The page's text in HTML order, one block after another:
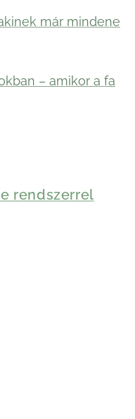
már mindene
– amikor a fa
rendszerrel